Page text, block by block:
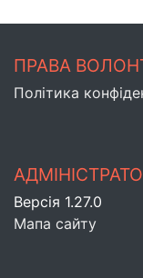
ПРАВА
Політика
Версія 1.27.0
Мапа сайту